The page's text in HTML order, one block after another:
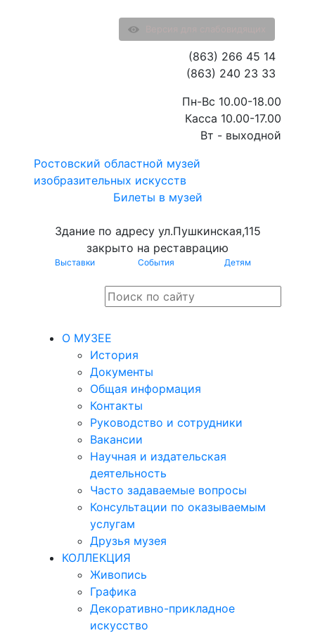
Ростовский областной музей
изобразительных искусств
Билеты в музей
Здание по адресу ул.Пушкинская,115
закрыто на реставрацию
Выставки События Детям
(863) 266 45 14
(863) 240 23 33
Пн-Вс 10.00-18.00
Касса 10.00-17.00
Вт - выходной
О МУЗЕЕ
История
Документы
Общая информация
Контакты
Руководство и сотрудники
Вакансии
Научная и издательская
деятельность
Часто задаваемые вопросы
Консультации по оказываемым
услугам
Друзья музея
КОЛЛЕКЦИЯ
Живопись
Графика
Декоративно-прикладное
искусство